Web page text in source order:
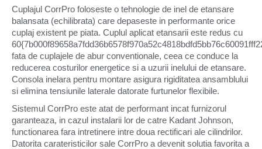
Cuplajul CorrPro foloseste o tehnologie de inel de etansare
balansata (echilibrata) care depaseste in performante orice
cuplaj existent pe piata. Cuplul aplicat etansarii este redus cu
fata de cuplajele de abur conventionale, ceea ce conduce la
reducerea costurilor energetice si a uzurii inelului de etansare.
Consola inelara pentru montare asigura rigiditatea ansamblului
si elimina tensiunile laterale datorate furtunelor flexibile.
Sistemul CorrPro este atat de performant incat furnizorul
garanteaza, in cazul instalarii lor de catre Kadant Johnson,
functionarea fara intretinere intre doua rectificari ale cilindrilor.
Datorita carateristicilor sale CorrPro a devenit solutia favorita a